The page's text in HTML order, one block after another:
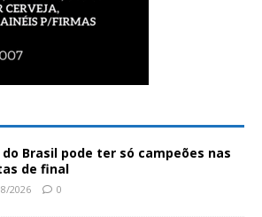
do Brasil pode ter só campeões nas
de final
2026 0